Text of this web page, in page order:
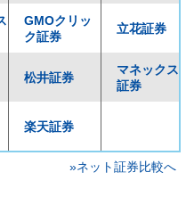
GMOクリッ
ク証券
立花証券
松井証券
マネックス
証券
楽天証券
»ネット証券比較へ